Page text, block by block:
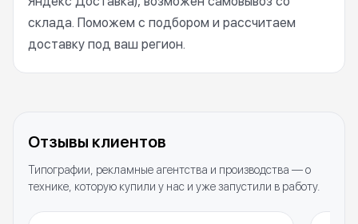
склада. Поможем с подбором и рассчитаем
доставку под ваш регион.
Отзывы клиентов
Типографии, рекламные агентства и производства — о
технике, которую купили у нас и уже запустили в работу.